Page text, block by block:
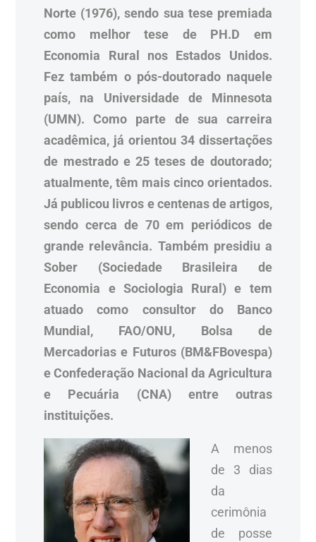
Norte (1976), sendo sua tese premiada
como melhor tese de PH.D em
Economia Rural nos Estados Unidos.
Fez também o pós-doutorado naquele
país, na Universidade de Minnesota
(UMN). Como parte de sua carreira
acadêmica, já orientou 34 dissertações
de mestrado e 25 teses de doutorado;
atualmente, têm mais cinco orientados.
Já publicou livros e centenas de artigos,
sendo cerca de 70 em periódicos de
grande relevância. Também presidiu a
Sober (Sociedade Brasileira de
Economia e Sociologia Rural) e tem
atuado como consultor do Banco
Mundial, FAO/ONU, Bolsa de
Mercadorias e Futuros (BM&FBovespa)
e Confederação Nacional da Agricultura
e Pecuária (CNA) entre outras
instituições.
A menos
de 3 dias
da
cerimônia
de posse